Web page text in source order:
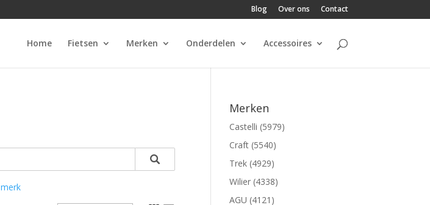
Blog Over ons Contact
Home Fietsen Merken Onderdelen Accessoires
merk
Merken
Castelli (5979)
Craft (5540)
Trek (4929)
Wilier (4338)
AGU (4121)